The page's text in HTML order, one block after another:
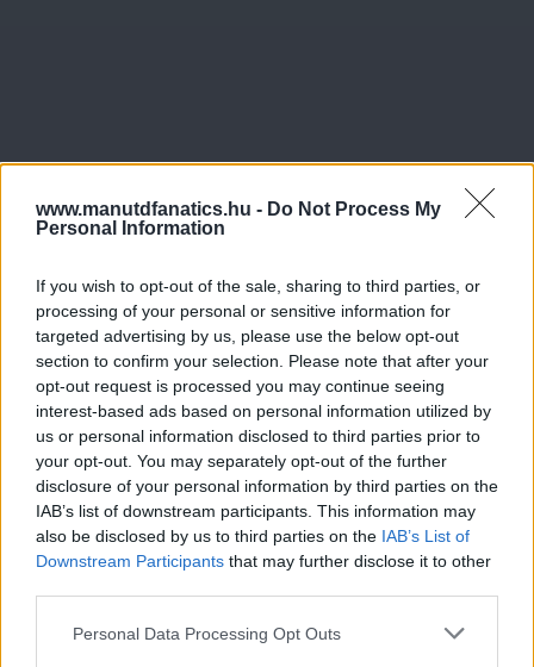
www.manutdfanatics.hu - Do Not Process My
Personal Information
If you wish to opt-out of the sale, sharing to third parties, or
processing of your personal or sensitive information for
targeted advertising by us, please use the below opt-out
section to confirm your selection. Please note that after your
opt-out request is processed you may continue seeing
interest-based ads based on personal information utilized by
us or personal information disclosed to third parties prior to
your opt-out. You may separately opt-out of the further
disclosure of your personal information by third parties on the
IAB’s list of downstream participants. This information may
also be disclosed by us to third parties on the IAB’s List of
Downstream Participants that may further disclose it to other
Please note that this website/app uses one or more Google
Personal Data Processing Opt Outs